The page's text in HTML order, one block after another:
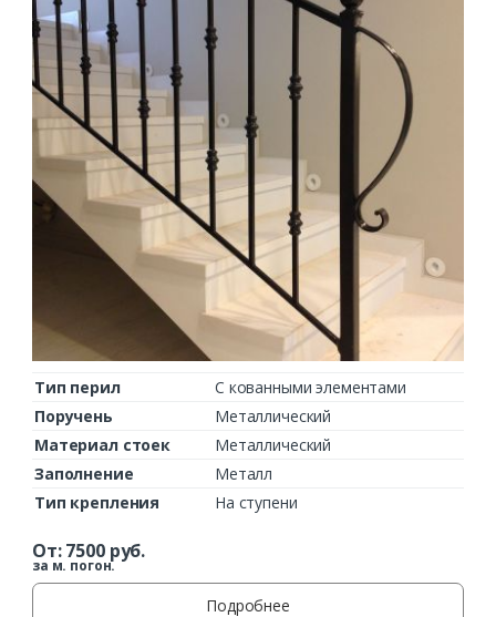
Тип перил
С кованными элементами
Поручень
Металлический
Материал стоек
Металлический
Заполнение
Металл
Тип крепления
На ступени
От:7500руб.
за м. погон.
Подробнее